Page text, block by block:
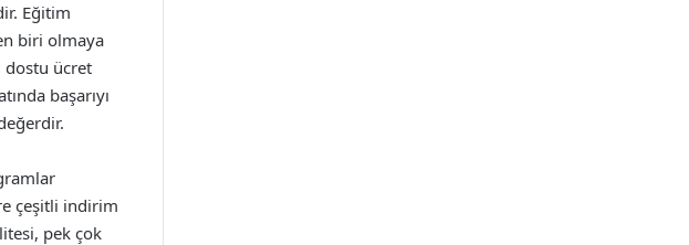
Eğitim
biri olmaya
dostu ücret
başarıyı
çeşitli indirim
pek çok